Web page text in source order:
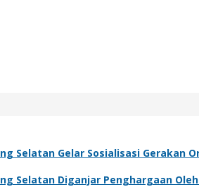
Selatan Gelar Sosialisasi Gerakan
Selatan Diganjar Penghargaan